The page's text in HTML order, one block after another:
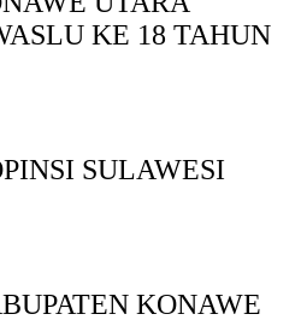
KE 18 TAHUN
SULAWESI
KONAWE